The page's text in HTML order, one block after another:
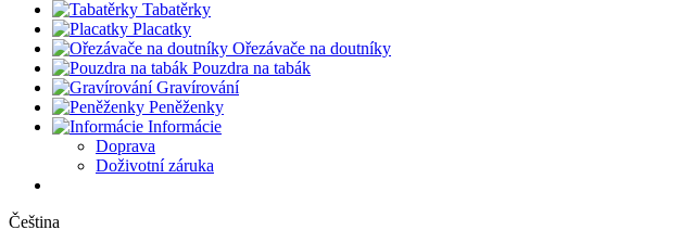
Tabatěrky
Placatky
Ořezávače na doutníky
Pouzdra na tabák
Gravírování
Peněženky
Informácie
Doprava
Doživotní záruka
Čeština